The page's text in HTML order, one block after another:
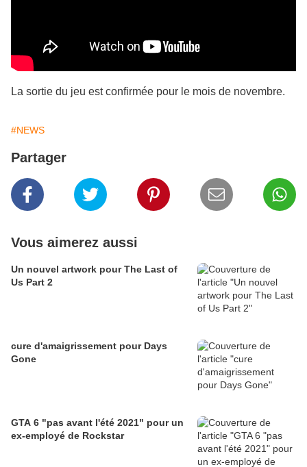
La sortie du jeu est confirmée pour le mois de novembre.
#NEWS
Partager
Vous aimerez aussi
Un nouvel artwork pour The Last of
Us Part 2
cure d'amaigrissement pour Days
Gone
GTA 6 "pas avant l'été 2021" pour un
ex-employé de Rockstar